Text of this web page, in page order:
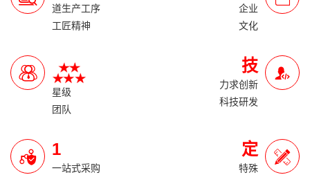
道生产工序
工匠精神
企业
文化
星级
团队
技
力求创新
科技研发
1
一站式采购
定
特殊